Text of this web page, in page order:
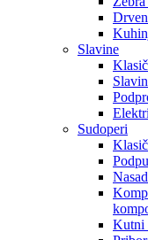
Slavine
Sudoperi
Kutni